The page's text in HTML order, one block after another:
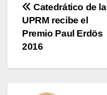
Navegación
de
entradas
Catedrático de la
UPRM recibe el
Premio Paul Erdös
2016